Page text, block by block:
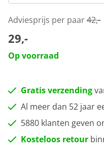
Adviesprijs per paar42,-
29,-
Op voorraad
Gratis verzending
Al meer dan 52 jaar
5880 klanten geven
Kosteloos retour